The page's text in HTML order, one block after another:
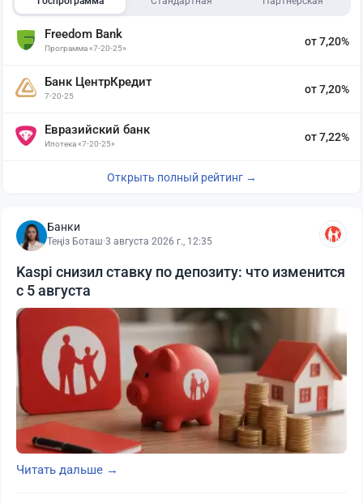
Freedom Bank
Программа «7-20-25»
от 7,20%
Банк ЦентрКредит
7-20-25
от 7,20%
Евразийский банк
Ипотека «7-20-25»
от 7,22%
Открыть полный рейтинг →
Банки
Теңіз Боташ·3 августа 2026 г., 12:35
Kaspi снизил ставку по депозиту: что изменится
с 5 августа
Читать дальше →